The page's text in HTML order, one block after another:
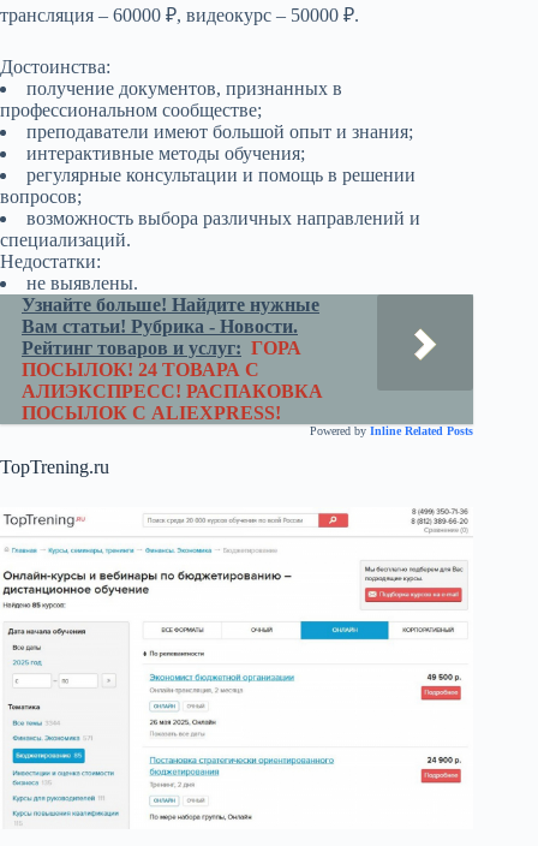
трансляция – 60000 ₽, видеокурс – 50000 ₽.
Достоинства:
получение документов, признанных в
профессиональном сообществе;
преподаватели имеют большой опыт и знания;
интерактивные методы обучения;
регулярные консультации и помощь в решении
вопросов;
возможность выбора различных направлений и
специализаций.
Недостатки:
не выявлены.
Узнайте больше! Найдите нужные
Вам статьи! Рубрика - Новости.
Рейтинг товаров и услуг: ГОРА
ПОСЫЛОК! 24 ТОВАРА С
АЛИЭКСПРЕСС! РАСПАКОВКА
ПОСЫЛОК С ALIEXPRESS!
Powered by Inline Related Posts
TopTrening.ru